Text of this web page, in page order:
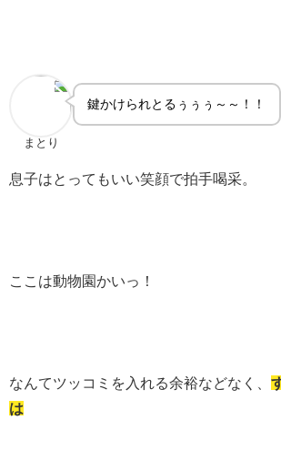
まとり
鍵かけられとるぅぅぅ～～！！
息子はとってもいい笑顔で拍手喝采。
ここは動物園かいっ！
なんてツッコミを入れる余裕などなく、
は